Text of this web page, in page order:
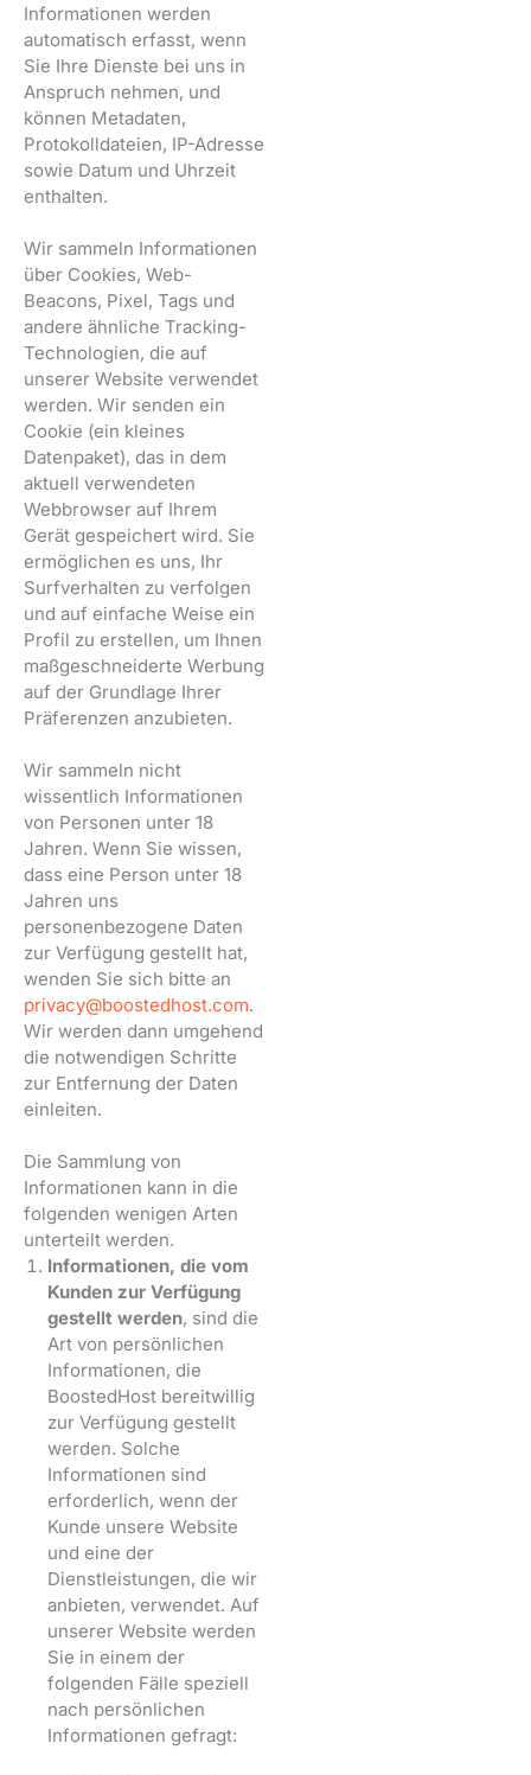
Informationen werden
automatisch erfasst, wenn
Sie Ihre Dienste bei uns in
Anspruch nehmen, und
können Metadaten,
Protokolldateien, IP-Adresse
sowie Datum und Uhrzeit
enthalten.
Wir sammeln Informationen
über Cookies, Web-
Beacons, Pixel, Tags und
andere ähnliche Tracking-
Technologien, die auf
unserer Website verwendet
werden. Wir senden ein
Cookie (ein kleines
Datenpaket), das in dem
aktuell verwendeten
Webbrowser auf Ihrem
Gerät gespeichert wird. Sie
ermöglichen es uns, Ihr
Surfverhalten zu verfolgen
und auf einfache Weise ein
Profil zu erstellen, um Ihnen
maßgeschneiderte Werbung
auf der Grundlage Ihrer
Präferenzen anzubieten.
Wir sammeln nicht
wissentlich Informationen
von Personen unter 18
Jahren. Wenn Sie wissen,
dass eine Person unter 18
Jahren uns
personenbezogene Daten
zur Verfügung gestellt hat,
wenden Sie sich bitte an
privacy@boostedhost.com.
Wir werden dann umgehend
die notwendigen Schritte
zur Entfernung der Daten
einleiten.
Die Sammlung von
Informationen kann in die
folgenden wenigen Arten
unterteilt werden.
Informationen, die vom
Kunden zur Verfügung
gestellt werden, sind die
Art von persönlichen
Informationen, die
BoostedHost bereitwillig
zur Verfügung gestellt
werden. Solche
Informationen sind
erforderlich, wenn der
Kunde unsere Website
und eine der
Dienstleistungen, die wir
anbieten, verwendet. Auf
unserer Website werden
Sie in einem der
folgenden Fälle speziell
nach persönlichen
Informationen gefragt: